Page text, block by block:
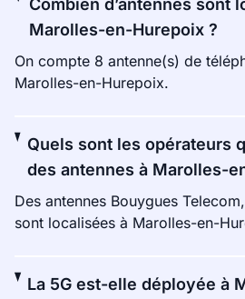
Combien d’antennes sont
Marolles-en-Hurepoix ?
On compte 8 antenne(s) de
Marolles-en-Hurepoix.
Quels sont les opérateurs
des antennes à Marolles-
Des antennes Bouygues
sont localisées à Marolles-en-
La 5G est-elle déployée à